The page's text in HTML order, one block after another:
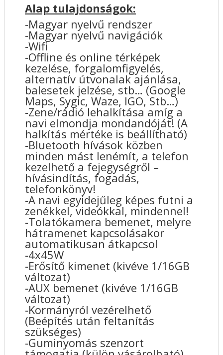
Alap tulajdonságok:
-Magyar nyelvű rendszer
-Magyar nyelvű navigációk
-Wifi
-Offline és online térképek
kezelése, forgalomfigyelés,
alternatív útvonalak ajánlása,
balesetek jelzése, stb… (Google
Maps, Sygic, Waze, IGO, Stb…)
-Zene/rádió lehalkítása amíg a
navi elmondja mondandóját! (A
halkítás mértéke is beállítható)
-Bluetooth hívások közben
minden mást lenémít, a telefon
kezelhető a fejegységről –
hívásindítás, fogadás,
telefonkönyv!
-A navi egyidejűleg képes futni a
zenékkel, videókkal, mindennel!
-Tolatókamera bemenet, melyre
hátramenet kapcsolásakor
automatikusan átkapcsol
-4x45W
-Erősítő kimenet (kivéve 1/16GB
változat)
-AUX bemenet (kivéve 1/16GB
változat)
-Kormányról vezérelhető
(Beépítés után feltanítás
szükséges)
-Guminyomás szenzort